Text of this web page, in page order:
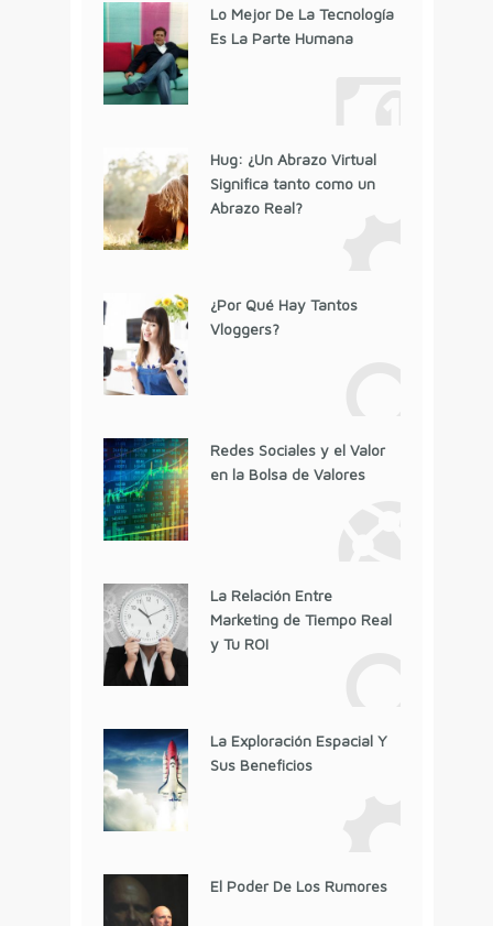
Lo Mejor De La Tecnología
Es La Parte Humana
Hug: ¿Un Abrazo Virtual
Significa tanto como un
Abrazo Real?
¿Por Qué Hay Tantos
Vloggers?
Redes Sociales y el Valor
en la Bolsa de Valores
La Relación Entre
Marketing de Tiempo Real
y Tu ROI
La Exploración Espacial Y
Sus Beneficios
El Poder De Los Rumores